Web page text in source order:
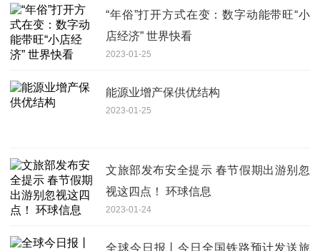
“年俗”打开方式在变：数字动能带旺“小
店经济” 世界快看
2023-01-25
能源业增产保供优结构
2023-01-25
文旅部发布安全提示 春节假期出游别忽
视这四点！ 环球信息
2023-01-24
全球今日报丨今日全国铁路预计发送旅